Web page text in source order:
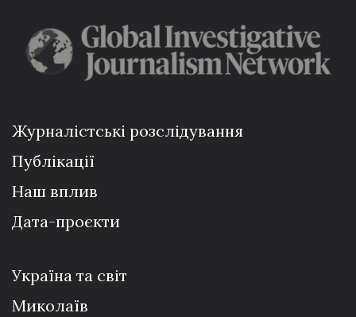
Журналістські розслідування
Публікації
Наш вплив
Дата-проєкти
Україна та світ
Миколаїв